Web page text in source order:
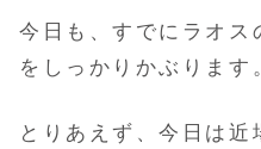
今日も、すでにラオス
をしっかりかぶります
とりあえず、今日は近